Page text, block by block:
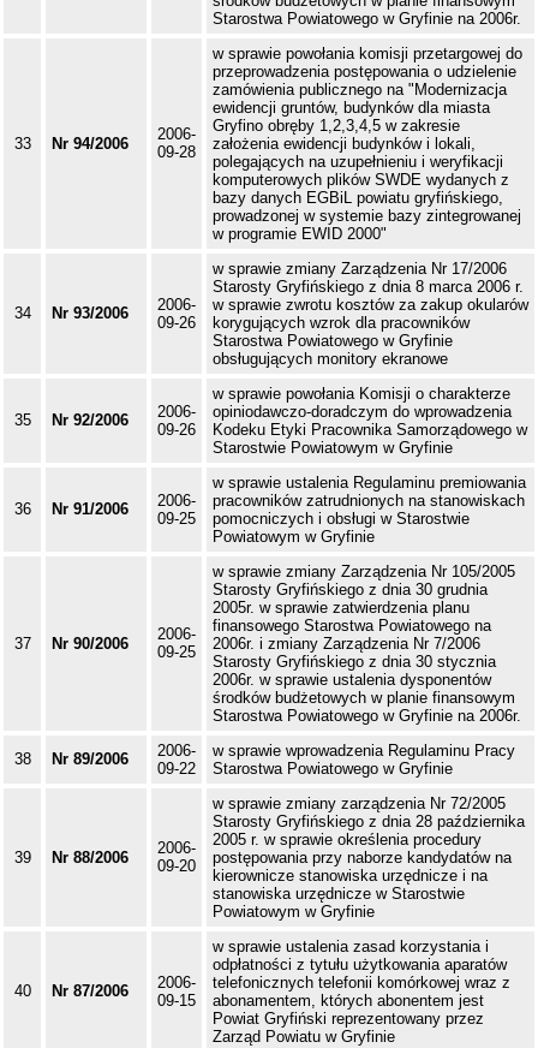
Starostwa Powiatowego w Gryfinie na 2006r.
33 Nr 94/2006
2006-
09-28
w sprawie powołania komisji przetargowej do
przeprowadzenia postępowania o udzielenie
zamówienia publicznego na "Modernizacja
ewidencji gruntów, budynków dla miasta
Gryfino obręby 1,2,3,4,5 w zakresie
założenia ewidencji budynków i lokali,
polegających na uzupełnieniu i weryfikacji
komputerowych plików SWDE wydanych z
bazy danych EGBiL powiatu gryfińskiego,
prowadzonej w systemie bazy zintegrowanej
w programie EWID 2000"
34 Nr 93/2006
2006-
09-26
w sprawie zmiany Zarządzenia Nr 17/2006
Starosty Gryfińskiego z dnia 8 marca 2006 r.
w sprawie zwrotu kosztów za zakup okularów
korygujących wzrok dla pracowników
Starostwa Powiatowego w Gryfinie
obsługujących monitory ekranowe
35 Nr 92/2006
2006-
09-26
w sprawie powołania Komisji o charakterze
opiniodawczo-doradczym do wprowadzenia
Kodeku Etyki Pracownika Samorządowego w
Starostwie Powiatowym w Gryfinie
36 Nr 91/2006
2006-
09-25
w sprawie ustalenia Regulaminu premiowania
pracowników zatrudnionych na stanowiskach
pomocniczych i obsługi w Starostwie
Powiatowym w Gryfinie
37 Nr 90/2006
2006-
09-25
w sprawie zmiany Zarządzenia Nr 105/2005
Starosty Gryfińskiego z dnia 30 grudnia
2005r. w sprawie zatwierdzenia planu
finansowego Starostwa Powiatowego na
2006r. i zmiany Zarządzenia Nr 7/2006
Starosty Gryfińskiego z dnia 30 stycznia
2006r. w sprawie ustalenia dysponentów
środków budżetowych w planie finansowym
Starostwa Powiatowego w Gryfinie na 2006r.
38 Nr 89/2006
2006-
09-22
w sprawie wprowadzenia Regulaminu Pracy
Starostwa Powiatowego w Gryfinie
39 Nr 88/2006
2006-
09-20
w sprawie zmiany zarządzenia Nr 72/2005
Starosty Gryfińskiego z dnia 28 października
2005 r. w sprawie określenia procedury
postępowania przy naborze kandydatów na
kierownicze stanowiska urzędnicze i na
stanowiska urzędnicze w Starostwie
Powiatowym w Gryfinie
40 Nr 87/2006
2006-
09-15
w sprawie ustalenia zasad korzystania i
odpłatności z tytułu użytkowania aparatów
telefonicznych telefonii komórkowej wraz z
abonamentem, których abonentem jest
Powiat Gryfiński reprezentowany przez
Zarząd Powiatu w Gryfinie